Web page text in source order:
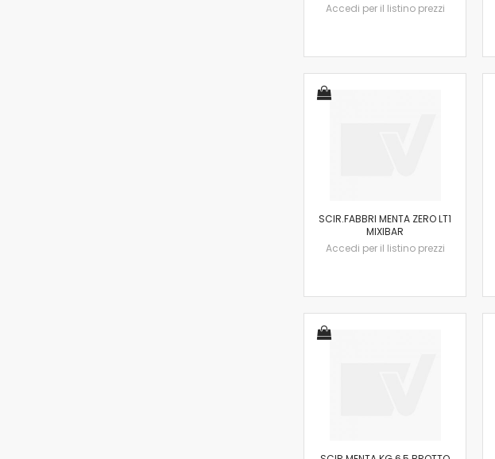
Accedi per il listino prezzi
SCIR.FABBRI MENTA ZERO LT1
MIXIBAR
Accedi per il listino prezzi